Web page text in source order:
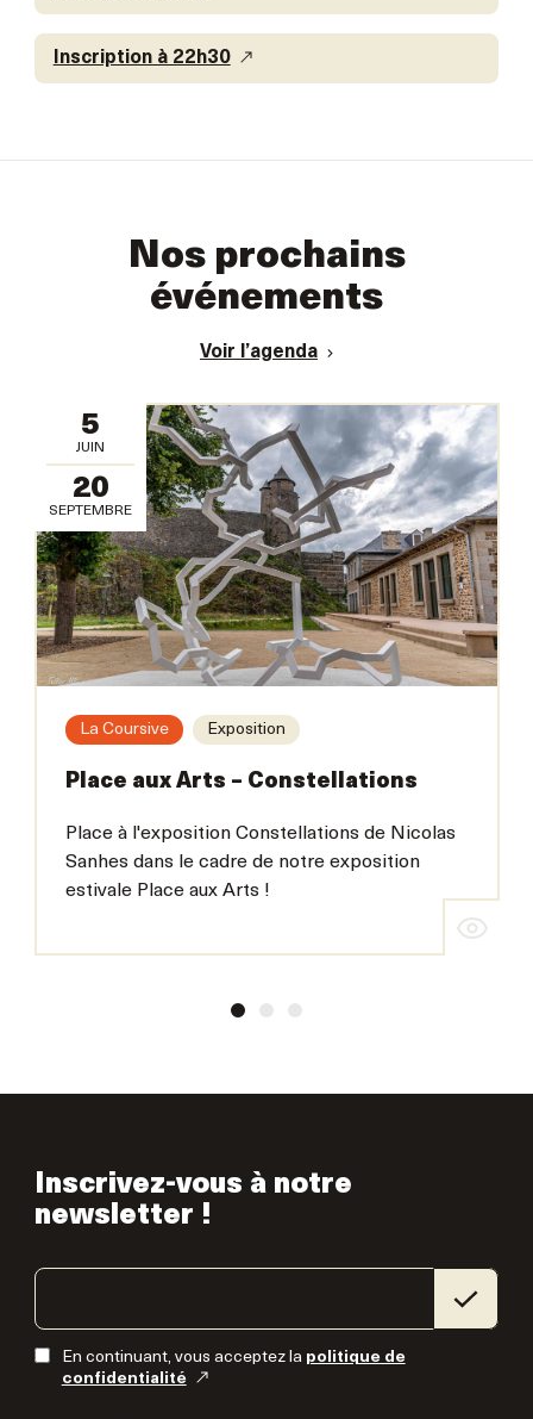
Inscription à 22h30
Nos prochains
événements
Voir l’agenda
5
JUIN
20
SEPTEMBRE
La Coursive Exposition
Place aux Arts – Constellations
Place à l'exposition Constellations de Nicolas
Sanhes dans le cadre de notre exposition
estivale Place aux Arts !
Inscrivez-vous à notre
newsletter !
En continuant, vous acceptez la politique de
confidentialité